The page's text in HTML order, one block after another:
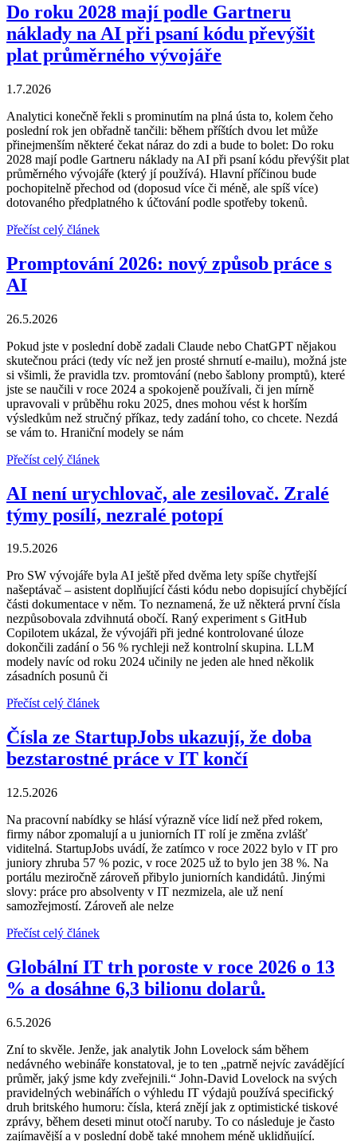
Do roku 2028 mají podle Gartneru
náklady na AI při psaní kódu převýšit
plat průměrného vývojáře
1.7.2026
Analytici konečně řekli s prominutím na plná ústa to, kolem čeho
poslední rok jen obřadně tančili: během příštích dvou let může
přinejmenším některé čekat náraz do zdi a bude to bolet: Do roku
2028 mají podle Gartneru náklady na AI při psaní kódu převýšit plat
průměrného vývojáře (který jí používá). Hlavní příčinou bude
pochopitelně přechod od (doposud více či méně, ale spíš více)
dotovaného předplatného k účtování podle spotřeby tokenů.
Přečíst celý článek
Promptování 2026: nový způsob práce s
AI
26.5.2026
Pokud jste v poslední době zadali Claude nebo ChatGPT nějakou
skutečnou práci (tedy víc než jen prosté shrnutí e-mailu), možná jste
si všimli, že pravidla tzv. promtování (nebo šablony promptů), které
jste se naučili v roce 2024 a spokojeně používali, či jen mírně
upravovali v průběhu roku 2025, dnes mohou vést k horším
výsledkům než stručný příkaz, tedy zadání toho, co chcete. Nezdá
se vám to. Hraniční modely se nám
Přečíst celý článek
AI není urychlovač, ale zesilovač. Zralé
týmy posílí, nezralé potopí
19.5.2026
Pro SW vývojáře byla AI ještě před dvěma lety spíše chytřejší
našeptávač – asistent doplňující části kódu nebo dopisující chybějící
části dokumentace v něm. To neznamená, že už některá první čísla
nezpůsobovala zdvihnutá obočí. Raný experiment s GitHub
Copilotem ukázal, že vývojáři při jedné kontrolované úloze
dokončili zadání o 56 % rychleji než kontrolní skupina. LLM
modely navíc od roku 2024 učinily ne jeden ale hned několik
zásadních posunů či
Přečíst celý článek
Čísla ze StartupJobs ukazují, že doba
bezstarostné práce v IT končí
12.5.2026
Na pracovní nabídky se hlásí výrazně více lidí než před rokem,
firmy nábor zpomalují a u juniorních IT rolí je změna zvlášť
viditelná. StartupJobs uvádí, že zatímco v roce 2022 bylo v IT pro
juniory zhruba 57 % pozic, v roce 2025 už to bylo jen 38 %. Na
portálu meziročně zároveň přibylo juniorních kandidátů. Jinými
slovy: práce pro absolventy v IT nezmizela, ale už není
samozřejmostí. Zároveň ale nelze
Přečíst celý článek
Globální IT trh poroste v roce 2026 o 13
% a dosáhne 6,3 bilionu dolarů.
6.5.2026
Zní to skvěle. Jenže, jak analytik John Lovelock sám během
nedávného webináře konstatoval, je to ten „patrně nejvíc zavádějící
průměr, jaký jsme kdy zveřejnili.“ John-David Lovelock na svých
pravidelných webinářích o výhledu IT výdajů používá specifický
druh britského humoru: čísla, která znějí jak z optimistické tiskové
zprávy, během deseti minut otočí naruby. To co následuje je často
zajímavější a v poslední době také mnohem méně uklidňující.